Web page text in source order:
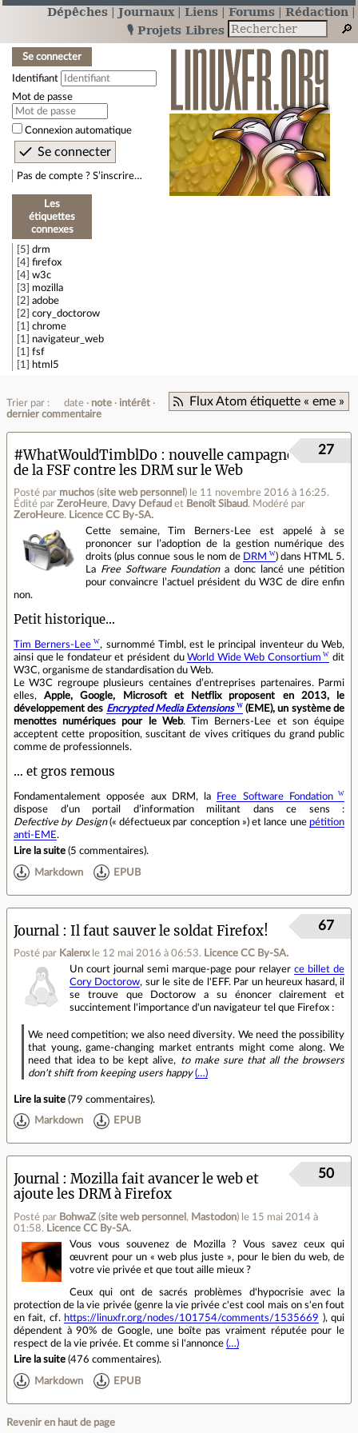
Dépêches Journaux Liens Forums
Rédaction
🎙️ Projets Libres
Se connecter
Identifiant
Mot de passe
Connexion automatique
Pas de compte ? S’inscrire…
Les
étiquettes
connexes
5
drm
4
firefox
4
w3c
3
mozilla
2
adobe
2
cory_doctorow
1
chrome
1
navigateur_web
1
fsf
1
html5
Flux Atom étiquette « eme »
Trier par : date note
intérêt
dernier commentaire
#WhatWouldTimblDo : nouvelle campagne
de la FSF contre les DRM sur le Web
Posté par muchos (site web personnel ) le 11 novembre 2016 à 16:25.
Édité par ZeroHeure, Davy Defaud et Benoît Sibaud. Modéré par
ZeroHeure. Licence CC By‑SA.
27
Cette semaine, Tim Berners‐Lee est appelé à se
prononcer sur l’adoption de la gestion numérique des
droits (plus connue sous le nom de
DRM
) dans HTML 5.
La Free Software Foundationa donc lancé une pétition
pour convaincre l’actuel président du W3C de dire enfin
non.
Petit historique…
Tim Berners‐Lee
, surnommé Timbl, est le principal inventeur du Web,
ainsi que le fondateur et président duWorld Wide Web Consortium
dit
W3C, organisme de standardisation du Web.
Le W3C regroupe plusieurs centaines d’entreprises partenaires. Parmi
elles,Apple, Google, Microsoft et Netflix proposent en 2013, le
développement des Encrypted Media Extensions
(EME), un système de
menottes numériques pour le Web. Tim Berners‐Lee et son équipe
acceptent cette proposition, suscitant de vives critiques du grand public
comme de professionnels.
… et gros remous
Fondamentalement opposée aux DRM, la
Free Software Fondation
dispose d’un portail d’information militant dans ce sens :
Defective by Design(« défectueux par conception ») et lance une pétition
anti‐EME.
Lire la suite (5 commentaires).
Markdown EPUB
Journal Il faut sauver le soldat Firefox!
Posté par Kalenx le 12 mai 2016 à 06:53. Licence CC By‑SA.
67
Un court journal semi marque-page pour relayer ce billet de
Cory Doctorow, sur le site de l'EFF. Par un heureux hasard, il
se trouve que Doctorow a su énoncer clairement et
succintement l'importance d'un navigateur tel que Firefox :
We need competition; we also need diversity. We need the possibility
that young, game-changing market entrants might come along. We
need that idea to be kept alive,
to make sure that all the browsers
don't shift from keeping users happy (…)
Lire la suite (79 commentaires).
Markdown EPUB
Journal
Mozilla fait avancer le web et
ajoute les DRM à Firefox
Posté par BohwaZ (site web personnel , Mastodon) le 15 mai 2014 à
01:58. Licence CC By‑SA.
50
Vous vous souvenez de Mozilla ? Vous savez ceux qui
œuvrent pour un « web plus juste », pour le bien du web, de
votre vie privée et que tout aille mieux ?
Ceux qui ont de sacrés problèmes d'hypocrisie avec la
protection de la vie privée (genre la vie privée c'est cool mais on s'en fout
en fait, cf. https://linuxfr.org/nodes/101754/comments/1535669 ), qui
dépendent à 90% de Google, une boîte pas vraiment réputée pour le
respect de la vie privée. Et comme si l'annonce (…)
Lire la suite (476 commentaires).
Markdown EPUB
Revenir en haut de page